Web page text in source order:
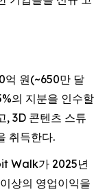
억 원(~650만 달
의 지분을 인수할
, 3D 콘텐츠 스튜
취득한다.
Walk가 2025년
상의 영업이익을